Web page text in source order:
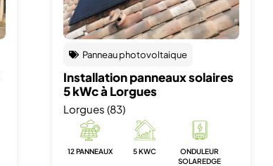
Panneau photovoltaique
Installation panneaux solaires
5 kWc à Lorgues
Lorgues (83)
12 PANNEAUX 5 KWC
ONDULEUR
SOLAREDGE